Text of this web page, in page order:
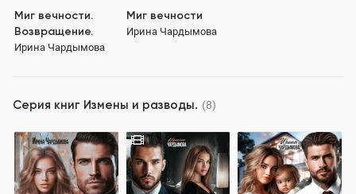
Миг вечности.
Возвращение.
Ирина Чардымова
Миг вечности
Ирина Чардымова
Серия книг Измены и разводы. (8)